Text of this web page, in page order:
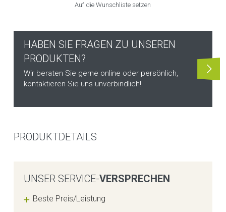
Auf die Wunschliste setzen
HABEN SIE FRAGEN ZU UNSEREN
PRODUKTEN?
Wir beraten Sie gerne online oder persönlich,
kontaktieren Sie uns unverbindlich!
PRODUKTDETAILS
UNSER SERVICE-VERSPRECHEN
Beste Preis/Leistung